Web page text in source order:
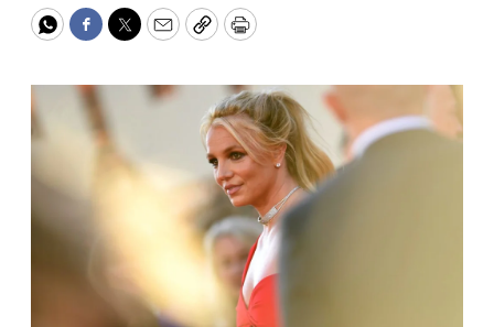
WhatsApp
Facebook
Twitter
EmailCopyPrint